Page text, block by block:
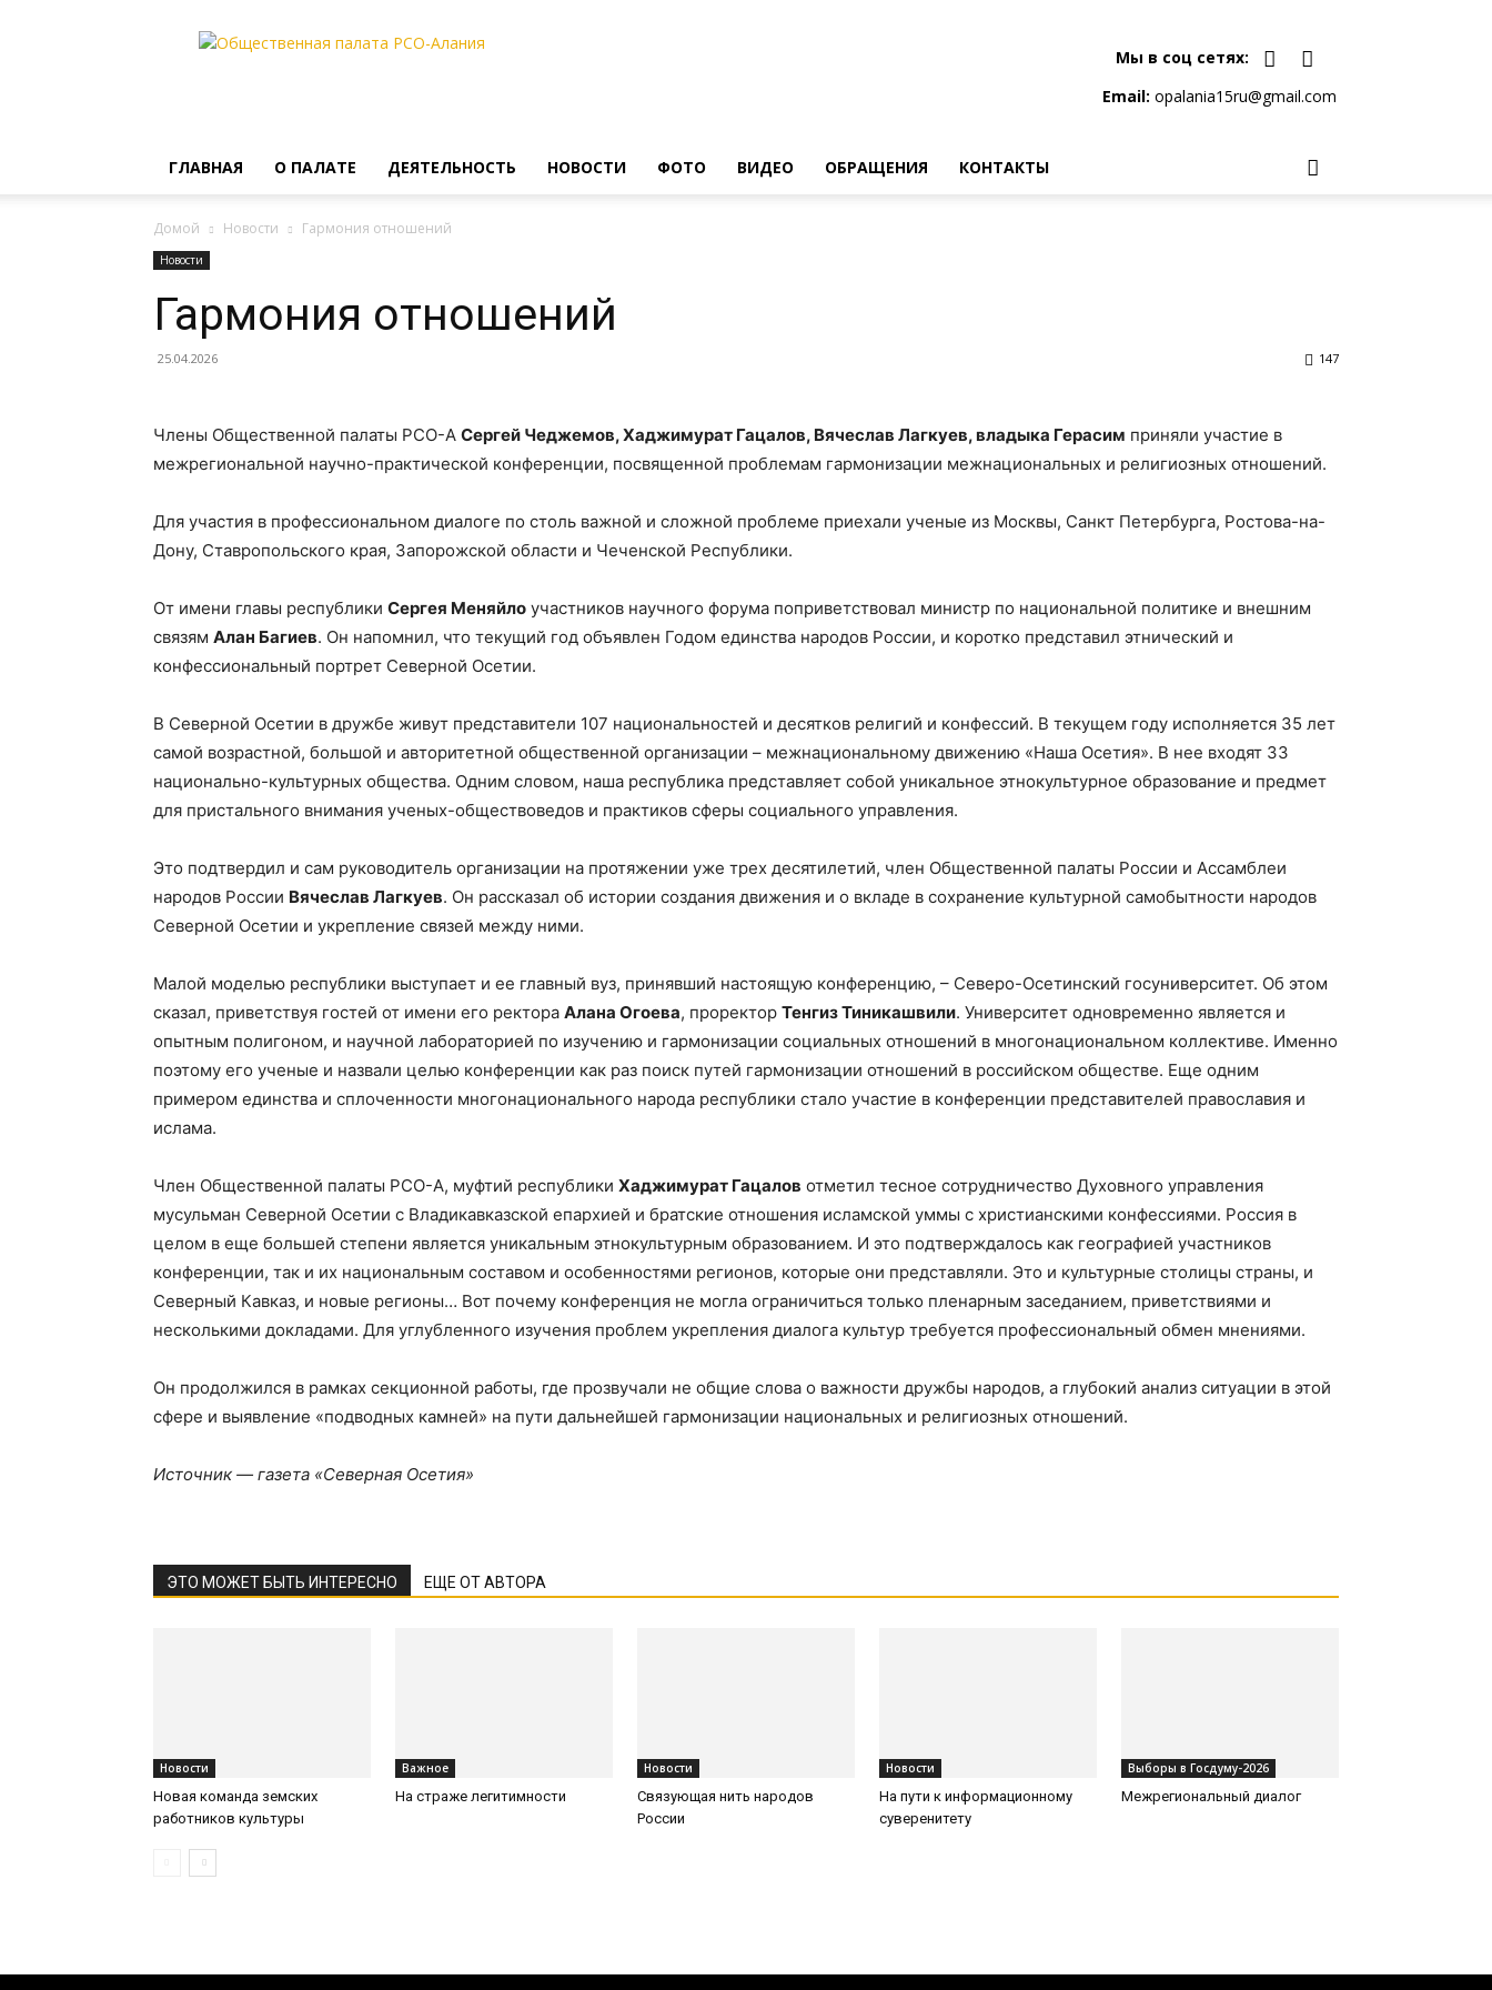
Общественная
Мы в соц сетях:
Email: opalania15ru@gmail.com
ГЛАВНАЯ О ПАЛАТЕ ДЕЯТЕЛЬНОСТЬ НОВОСТИ ФОТО ВИДЕО ОБРАЩЕНИЯ КОНТАКТЫ
Домой Новости Гармония отношений
Новости
Гармония отношений
25.04.2026 147
Члены Общественной палаты РСО-А Сергей Чеджемов, Хаджимурат Гацалов, Вячеслав Лагкуев, владыка Герасим приняли участие в
межрегиональной научно-практической конференции, посвященной проблемам гармонизации межнациональных и религиозных отношений.
Для участия в профессиональном диалоге по столь важной и сложной проблеме приехали ученые из Москвы, Санкт Петербурга, Ростова-на-
Дону, Ставропольского края, Запорожской области и Чеченской Республики.
От имени главы республики Сергея Меняйло участников научного форума поприветствовал министр по национальной политике и внешним
связям Алан Багиев. Он напомнил, что текущий год объявлен Годом единства народов России, и коротко представил этнический и
конфессиональный портрет Северной Осетии.
В Северной Осетии в дружбе живут представители 107 национальностей и десятков религий и конфессий. В текущем году исполняется 35 лет
самой возрастной, большой и авторитетной общественной организации – межнациональному движению «Наша Осетия». В нее входят 33
национально-культурных общества. Одним словом, наша республика представляет собой уникальное этнокультурное образование и предмет
для пристального внимания ученых-обществоведов и практиков сферы социального управления.
Это подтвердил и сам руководитель организации на протяжении уже трех десятилетий, член Общественной палаты России и Ассамблеи
народов России Вячеслав Лагкуев. Он рассказал об истории создания движения и о вкладе в сохранение культурной самобытности народов
Северной Осетии и укрепление связей между ними.
Малой моделью республики выступает и ее главный вуз, принявший настоящую конференцию, – Северо-Осетинский госуниверситет. Об этом
сказал, приветствуя гостей от имени его ректора Алана Огоева, проректор Тенгиз Тиникашвили. Университет одновременно является и
опытным полигоном, и научной лабораторией по изучению и гармонизации социальных отношений в многонациональном коллективе. Именно
поэтому его ученые и назвали целью конференции как раз поиск путей гармонизации отношений в российском обществе. Еще одним
примером единства и сплоченности многонационального народа республики стало участие в конференции представителей православия и
ислама.
Член Общественной палаты РСО-А, муфтий республики Хаджимурат Гацалов отметил тесное сотрудничество Духовного управления
мусульман Северной Осетии с Владикавказской епархией и братские отношения исламской уммы с христианскими конфессиями. Россия в
целом в еще большей степени является уникальным этнокультурным образованием. И это подтверждалось как географией участников
конференции, так и их национальным составом и особенностями регионов, которые они представляли. Это и культурные столицы страны, и
Северный Кавказ, и новые регионы… Вот почему конференция не могла ограничиться только пленарным заседанием, приветствиями и
несколькими докладами. Для углубленного изучения проблем укрепления диалога культур требуется профессиональный обмен мнениями.
Он продолжился в рамках секционной работы, где прозвучали не общие слова о важности дружбы народов, а глубокий анализ ситуации в этой
сфере и выявление «подводных камней» на пути дальнейшей гармонизации национальных и религиозных отношений.
Источник — газета «Северная Осетия»
ЭТО МОЖЕТ БЫТЬ ИНТЕРЕСНО ЕЩЕ ОТ АВТОРА
Новости
Новая команда земских
работников культуры
Важное
На страже легитимности
Новости
Связующая нить народов
России
Новости
На пути к информационному
суверенитету
Выборы в Госдуму-2026
Межрегиональный диалог